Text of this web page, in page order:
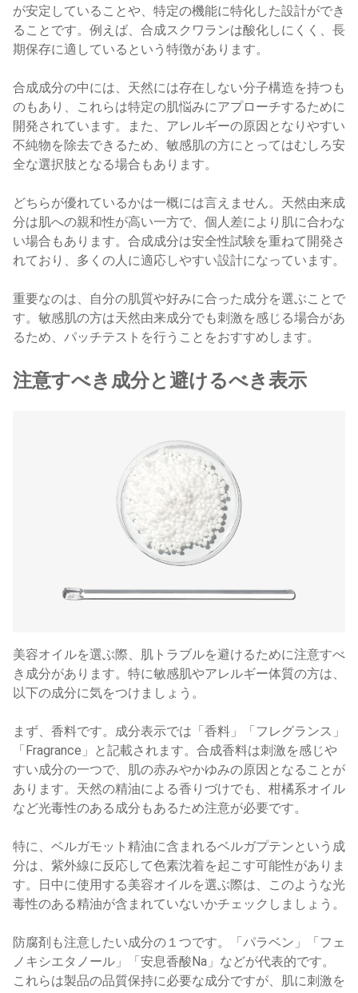
が安定していることや、特定の機能に特化した設計ができ
ることです。例えば、合成スクワランは酸化しにくく、長
期保存に適しているという特徴があります。
合成成分の中には、天然には存在しない分子構造を持つも
のもあり、これらは特定の肌悩みにアプローチするために
開発されています。また、アレルギーの原因となりやすい
不純物を除去できるため、敏感肌の方にとってはむしろ安
全な選択肢となる場合もあります。
どちらが優れているかは一概には言えません。天然由来成
分は肌への親和性が高い一方で、個人差により肌に合わな
い場合もあります。合成成分は安全性試験を重ねて開発さ
れており、多くの人に適応しやすい設計になっています。
重要なのは、自分の肌質や好みに合った成分を選ぶことで
す。敏感肌の方は天然由来成分でも刺激を感じる場合があ
るため、パッチテストを行うことをおすすめします。
注意すべき成分と避けるべき表示
美容オイルを選ぶ際、肌トラブルを避けるために注意すべ
き成分があります。特に敏感肌やアレルギー体質の方は、
以下の成分に気をつけましょう。
まず、香料です。成分表示では「香料」「フレグランス」
「Fragrance」と記載されます。合成香料は刺激を感じや
すい成分の一つで、肌の赤みやかゆみの原因となることが
あります。天然の精油による香りづけでも、柑橘系オイル
など光毒性のある成分もあるため注意が必要です。
特に、ベルガモット精油に含まれるベルガプテンという成
分は、紫外線に反応して色素沈着を起こす可能性がありま
す。日中に使用する美容オイルを選ぶ際は、このような光
毒性のある精油が含まれていないかチェックしましょう。
防腐剤も注意したい成分の１つです。「パラベン」「フェ
ノキシエタノール」「安息香酸Na」などが代表的です。
これらは製品の品質保持に必要な成分ですが、肌に刺激を